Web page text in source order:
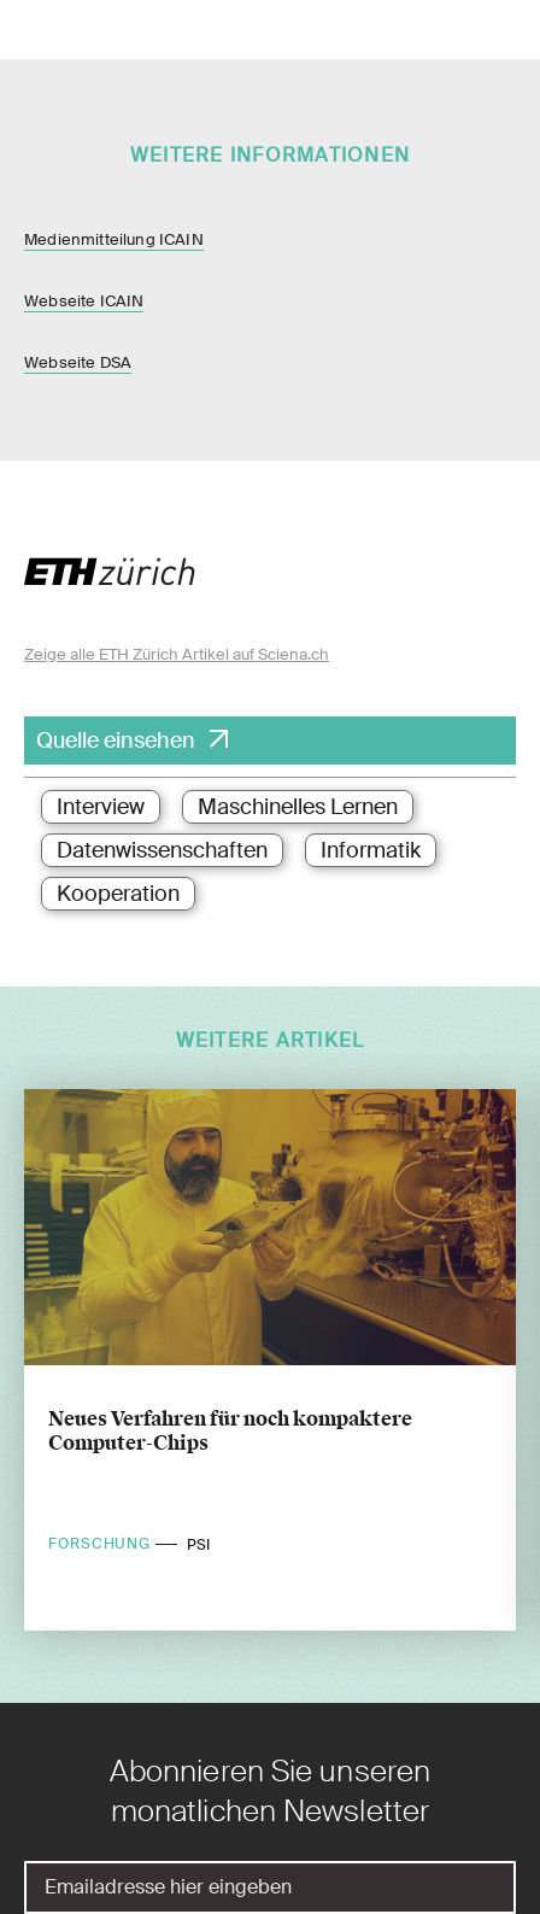
WEITERE INFORMATIONEN
Medienmitteilung ICAIN
Webseite ICAIN
Webseite DSA
Zeige alle ETH Zürich Artikel auf Sciena.ch
Quelle einsehen
Interview
Maschinelles Lernen
Datenwissenschaften
Informatik
Kooperation
WEITERE ARTIKEL
Neues Verfahren für noch kompaktere
Computer-Chips
FORSCHUNG PSI
Abonnieren Sie unseren
monatlichen Newsletter